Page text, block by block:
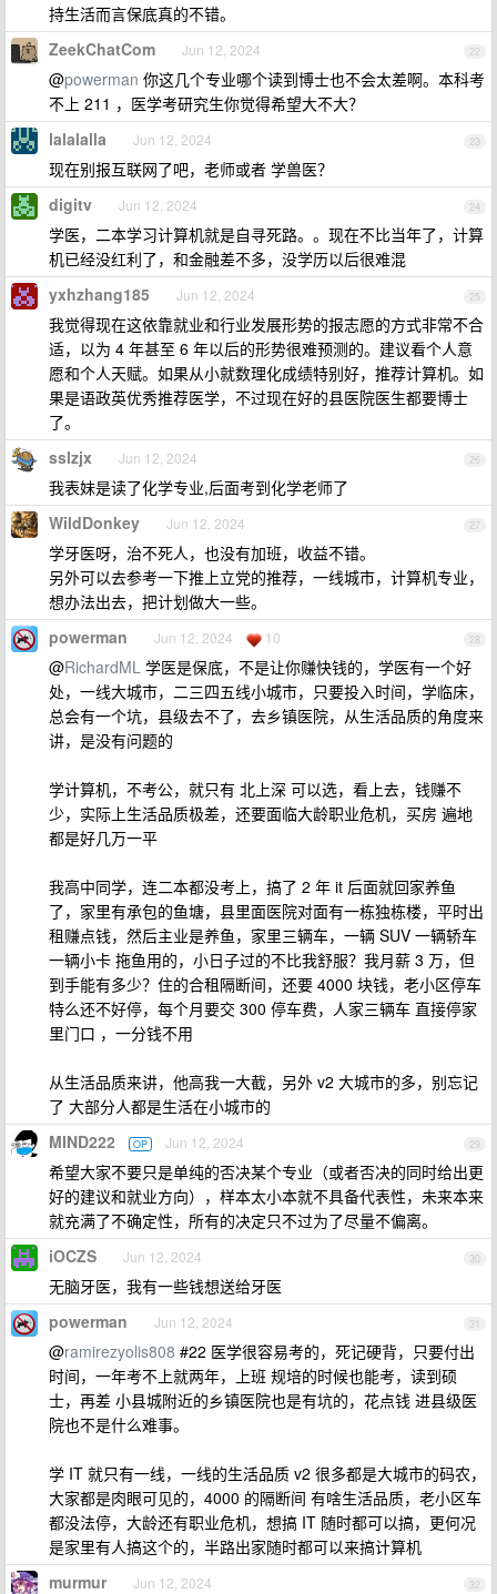
持生活而言保底真的不错。
22
ZeekChatCom Jun 12, 2024
@powerman 你这几个专业哪个读到博士也不会太差啊。本科考
不上 211 ，医学考研究生你觉得希望大不大？
23
lalalalla Jun 12, 2024
现在别报互联网了吧，老师或者 学兽医？
24
digitv Jun 12, 2024
学医，二本学习计算机就是自寻死路。。现在不比当年了，计算
机已经没红利了，和金融差不多，没学历以后很难混
25
yxhzhang185 Jun 12, 2024
我觉得现在这依靠就业和行业发展形势的报志愿的方式非常不合
适，以为 4 年甚至 6 年以后的形势很难预测的。建议看个人意
愿和个人天赋。如果从小就数理化成绩特别好，推荐计算机。如
果是语政英优秀推荐医学，不过现在好的县医院医生都要博士
了。
26
sslzjx Jun 12, 2024
我表妹是读了化学专业,后面考到化学老师了
27
WildDonkey Jun 12, 2024
学牙医呀，治不死人，也没有加班，收益不错。
另外可以去参考一下推上立党的推荐，一线城市，计算机专业，
想办法出去，把计划做大一些。
28
powerman Jun 12, 2024 10
@RichardML 学医是保底，不是让你赚快钱的，学医有一个好
处，一线大城市，二三四五线小城市，只要投入时间，学临床，
总会有一个坑，县级去不了，去乡镇医院，从生活品质的角度来
讲，是没有问题的
学计算机，不考公，就只有 北上深 可以选，看上去，钱赚不
少，实际上生活品质极差，还要面临大龄职业危机，买房 遍地
都是好几万一平
我高中同学，连二本都没考上，搞了 2 年 it 后面就回家养鱼
了，家里有承包的鱼塘，县里面医院对面有一栋独栋楼，平时出
租赚点钱，然后主业是养鱼，家里三辆车，一辆 SUV 一辆轿车
一辆小卡 拖鱼用的，小日子过的不比我舒服？我月薪 3 万，但
到手能有多少？住的合租隔断间，还要 4000 块钱，老小区停车
特么还不好停，每个月要交 300 停车费，人家三辆车 直接停家
里门口 ，一分钱不用
从生活品质来讲，他高我一大截，另外 v2 大城市的多，别忘记
了 大部分人都是生活在小城市的
29
MIND222 OP Jun 12, 2024
希望大家不要只是单纯的否决某个专业（或者否决的同时给出更
好的建议和就业方向），样本太小本就不具备代表性，未来本来
就充满了不确定性，所有的决定只不过为了尽量不偏离。
30
iOCZS Jun 12, 2024
无脑牙医，我有一些钱想送给牙医
31
powerman Jun 12, 2024
@ramirezyolis808 #22 医学很容易考的，死记硬背，只要付出
时间，一年考不上就两年，上班 规培的时候也能考，读到硕
士，再差 小县城附近的乡镇医院也是有坑的，花点钱 进县级医
院也不是什么难事。
学 IT 就只有一线，一线的生活品质 v2 很多都是大城市的码农，
大家都是肉眼可见的，4000 的隔断间 有啥生活品质，老小区车
都没法停，大龄还有职业危机，想搞 IT 随时都可以搞，更何况
是家里有人搞这个的，半路出家随时都可以来搞计算机
32
murmur Jun 12, 2024